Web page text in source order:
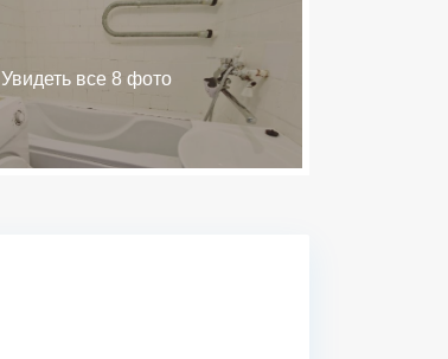
Увидеть все 8 фото